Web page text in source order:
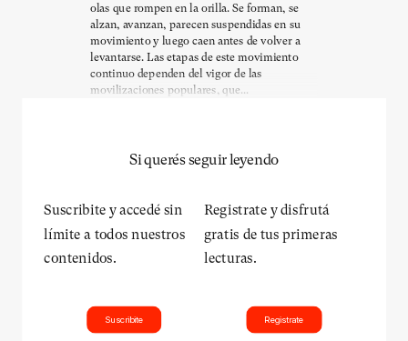
olas que rompen en la orilla. Se forman, se
alzan, avanzan, parecen suspendidas en su
movimiento y luego caen antes de volver a
levantarse. Las etapas de este movimiento
continuo dependen del vigor de las
movilizaciones populares, que...
Si querés seguir leyendo
Suscribite y accedé sin
límite a todos nuestros
contenidos.
Suscribite
Registrate y disfrutá
gratis de tus primeras
lecturas.
Registrate